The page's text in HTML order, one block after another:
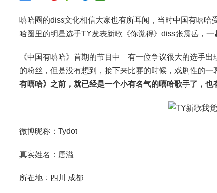
嘻哈圈的diss文化相信大家也有所耳闻，当时中国有嘻
哈圈里的明星选手TY发表新歌《你觉得》diss张震岳，
《中国有嘻哈》首期的节目中，有一位争议很大的选手
的粉丝，但是没有想到，接下来比赛的时候，戏剧性的
有嘻哈》之前，就已经是一个小有名气的嘻哈歌手了，
微博昵称：Tydot
真实姓名：唐溢
所在地：四川 成都